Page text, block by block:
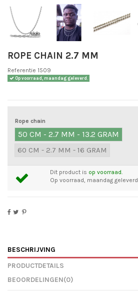
ROPE CHAIN 2.7 MM
Referentie 1509
Op voorraad, maandag geleverd.
Rope chain
50 CM - 2.7 MM - 13.2 GRAM
60 CM - 2.7 MM - 16 GRAM
Dit product is op voorraad.
Op voorraad, maandag geleverd.
BESCHRIJVING
PRODUCTDETAILS
BEOORDELINGEN(0)